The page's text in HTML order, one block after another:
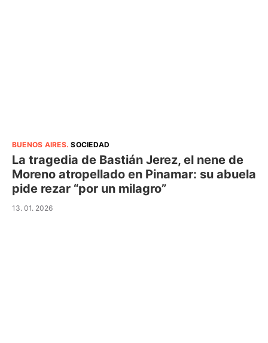
BUENOS AIRES.SOCIEDAD
La tragedia de Bastián Jerez, el nene de
Moreno atropellado en Pinamar: su abuela
pide rezar “por un milagro”
13. 01. 2026